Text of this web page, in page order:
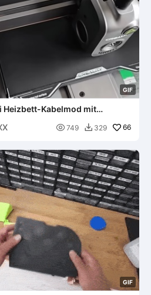
GIF
Heizbett-Kabelmod mit
10x11
 749  329 66
GIF